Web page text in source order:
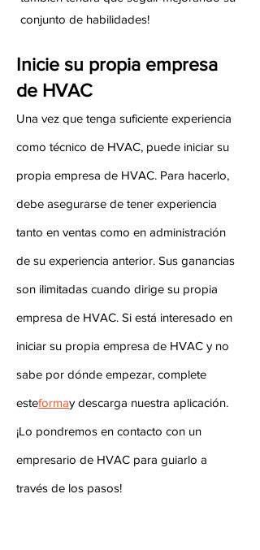
conjunto de habilidades!
Inicie su propia empresa
de HVAC
Una vez que tenga suficiente experiencia
como técnico de HVAC, puede iniciar su
propia empresa de HVAC. Para hacerlo,
debe asegurarse de tener experiencia
tanto en ventas como en administración
de su experiencia anterior. Sus ganancias
son ilimitadas cuando dirige su propia
empresa de HVAC. Si está interesado en
iniciar su propia empresa de HVAC y no
sabe por dónde empezar, complete
esteformay descarga nuestra aplicación.
¡Lo pondremos en contacto con un
empresario de HVAC para guiarlo a
través de los pasos!